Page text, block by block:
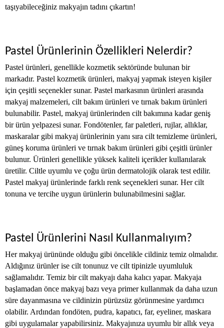
taşıyabileceğiniz makyajın tadını çıkartın!
Pastel Ürünlerinin Özellikleri Nelerdir?
Pastel ürünleri, genellikle kozmetik sektöründe bulunan bir
markadır. Pastel kozmetik ürünleri, makyaj yapmak isteyen kişiler
için çeşitli seçenekler sunar. Pastel markasının ürünleri arasında
makyaj malzemeleri, cilt bakım ürünleri ve tırnak bakım ürünleri
bulunabilir. Pastel, makyaj ürünlerinden cilt bakımına kadar geniş
bir ürün yelpazesi sunar. Fondötenler, far paletleri, rujlar, allıklar,
maskaralar gibi makyaj ürünlerinin yanı sıra cilt temizleme ürünleri,
güneş koruma ürünleri ve tırnak bakım ürünleri gibi çeşitli ürünler
bulunur. Ürünleri genellikle yüksek kaliteli içerikler kullanılarak
üretilir. Ciltle uyumlu ve çoğu ürün dermatolojik olarak test edilir.
Pastel makyaj ürünlerinde farklı renk seçenekleri sunar. Her cilt
tonuna ve tercihe uygun ürünlerin bulunabilmesini sağlar.
Pastel Ürünlerini Nasıl Kullanmalıyım?
Her makyaj ürününde olduğu gibi öncelikle cildiniz temiz olmalıdır.
Aldığınız ürünler ise cilt tonunuz ve cilt tipinizle uyumluluk
sağlamalıdır. Temiz bir cilt makyajı daha kalıcı yapar. Makyaja
başlamadan önce makyaj bazı veya primer kullanmak da daha uzun
süre dayanmasına ve cildinizin pürüzsüz görünmesine yardımcı
olabilir. Ardından fondöten, pudra, kapatıcı, far, eyeliner, maskara
gibi uygulamalar yapabilirsiniz. Makyajınıza uyumlu bir allık veya